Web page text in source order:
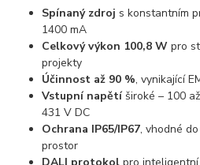
Spínaný zdroj s konstantním
1400 mA
Celkový výkon 100,8 W pro
projekty
Účinnost až 90 %, vynikající
Vstupní napětíširoké – 100
431 V DC
Ochrana IP65/IP67, vhodné
prostor